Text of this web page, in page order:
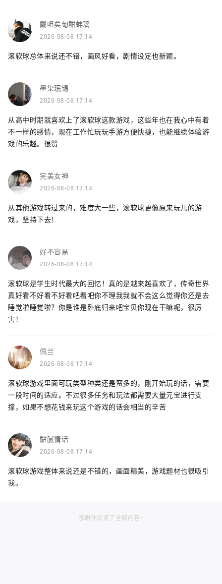
戴咀矣甸酣蚌璃
2026-08-08 17:14
滚软球总体来说还不错，画风好看，剧情设定也新颖。
墨染珉锡
2026-08-08 17:14
从高中时期就喜欢上了滚软球这款游戏，这些年也在我心中有着
不一样的感情，现在工作忙玩玩手游方便快捷，也能继续体验游
戏的乐趣。很赞
完美女神
2026-08-08 17:14
从其他游戏转过来的，难度大一些，滚软球更像原来玩儿的游
戏，坚持下去！
好不容易
2026-08-08 17:14
滚软球是学生时代最大的回忆！真的是越来越喜欢了，传奇世界
真好看不好看不好看吧看吧你不理我我就不会这么觉得你还是去
睡觉啦睡觉啦？你是谁是卧底归来吧宝贝你现在干嘛呢，很厉
害！
佩兰
2026-08-08 17:14
滚软球游戏里面可玩类型种类还是蛮多的，刚开始玩的话，需要
一段时间的适应。不过很多任务和玩法都需要大量元宝进行支
撑，如果不想花钱来玩这个游戏的话会相当的辛苦
黏腻情话
2026-08-08 17:14
滚软球游戏整体来说还是不错的，画面精美，游戏题材也很吸引
我。
感谢你浏览了全部内容~